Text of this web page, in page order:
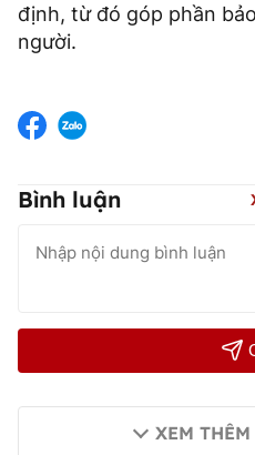
định, từ đó góp phần
người.
Bình luận
XEM